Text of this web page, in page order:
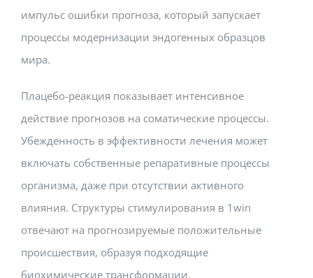
импульс ошибки прогноза, который запускает
процессы модернизации эндогенных образцов
мира.
Плацебо-реакция показывает интенсивное
действие прогнозов на соматические процессы.
Убежденность в эффективности лечения может
включать собственные репаративные процессы
организма, даже при отсутствии активного
влияния. Структуры стимулирования в 1win
отвечают на прогнозируемые положительные
происшествия, образуя подходящие
биохимические трансформации.